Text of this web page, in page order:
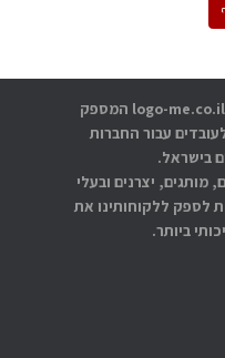
אתוס עסקים מפעילה את אתר logo-me.co.il המספק
עבור החברות
בישראל.
מותגים, יצרנים ובעלי
לספק ללקוחותינו את
ביותר.